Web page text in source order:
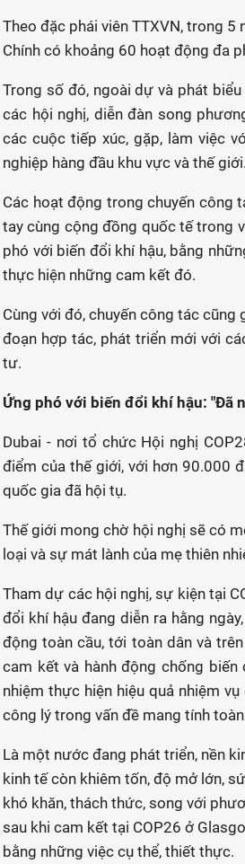
Theo đặc phái viên TTXVN, trong 5
Chính có khoảng 60 hoạt động đa
Trong số đó, ngoài dự và phát
các hội nghị, diễn đàn song
các cuộc tiếp xúc, gặp, làm việc
nghiệp hàng đầu khu vực và thế giới.
Các hoạt động trong chuyến công
tay cùng cộng đồng quốc tế trong
phó với biến đổi khí hậu, bằng
thực hiện những cam kết đó.
Cùng với đó, chuyến công tác
đoạn hợp tác, phát triển mới với
tư.
Ứng phó với biến đổi khí hậu: "Đã
Dubai - nơi tổ chức Hội nghị
điểm của thế giới, với hơn 90.000
quốc gia đã hội tụ.
Thế giới mong chờ hội nghị sẽ có
loại và sự mát lành của mẹ thiên
Tham dự các hội nghị, sự kiện tại
đổi khí hậu đang diễn ra hằng
động toàn cầu, tới toàn dân và
cam kết và hành động chống
nhiệm thực hiện hiệu quả nhiệm
công lý trong vấn đề mang tính
Là một nước đang phát triển, nền
kinh tế còn khiêm tốn, độ mở lớn,
khó khăn, thách thức, song với
sau khi cam kết tại COP26 ở
bằng những việc cụ thể, thiết thực.